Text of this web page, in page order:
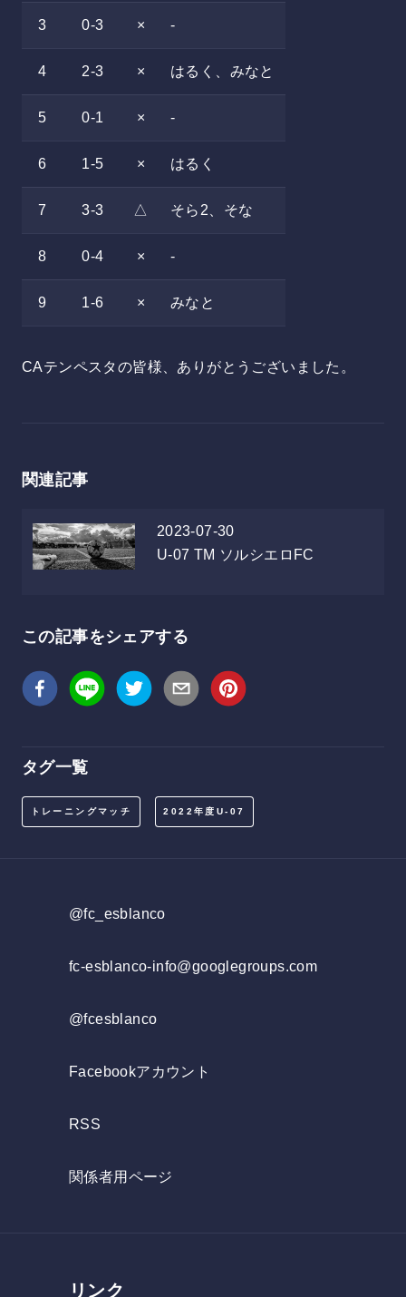
3 0-3 × -
4 2-3 × はるく、みなと
5 0-1 × -
6 1-5 × はるく
7 3-3 △ そら2、そな
8 0-4 × -
9 1-6 × みなと
CAテンペスタの皆様、ありがとうございました。
関連記事
2023-07-30
U-07 TM ソルシエロFC
この記事をシェアする
タグ一覧
トレーニングマッチ 2022年度U-07
@fc_esblanco
fc-esblanco-info@googlegroups.com
@fcesblanco
Facebookアカウント
RSS
関係者用ページ
リンク